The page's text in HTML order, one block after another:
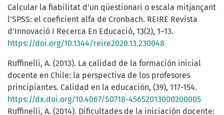
Calcular la fiabilitat d’un qüestionari o escala mitjançant
l’SPSS: el coeficient alfa de Cronbach. REIRE Revista
d’Innovació I Recerca En Educació, 13(2), 1–13.
https://doi.org/10.1344/reire2020.13.230048
Ruffinelli, A. (2013). La calidad de la formación inicial
docente en Chile: la perspectiva de los profesores
principiantes. Calidad en la educación, (39), 117-154.
https://dx.doi.org/10.4067/S0718-45652013000200005
Ruffinelli, A. (2014). Dificultades de la iniciación docente: